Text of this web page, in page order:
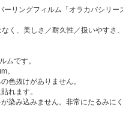
ーリングフィルム「オラカバシリー
く、美しさ／耐久性／扱いやすさ
ムです。
。
色抜けがありません。
れます。
染み込みません。非常にたるみにく